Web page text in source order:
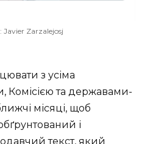
Zarzalejosj
з усіма
Комісією та державами-
місяці, щоб
і
текст, який